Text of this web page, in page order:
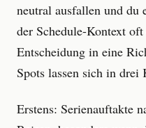
neutral ausfallen und du
der Schedule-Kontext
Entscheidung in eine
Spots lassen sich in drei
Erstens: Serienauftakte